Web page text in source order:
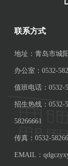
联系方式
地址：青岛市城
办公室：0532-
值班电话：0532-
招生热线：0532-
58266661
传真：0532-
EMAIL：